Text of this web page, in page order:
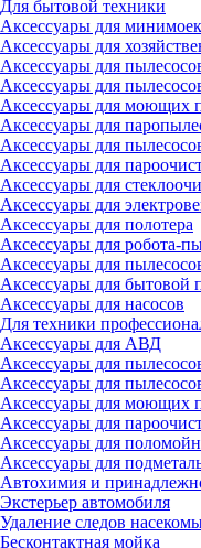
Для бытовой техники
Аксессуары для минимоек
Аксессуары для
Аксессуары для
Аксессуары для
Аксессуары для моющих
Аксессуары для
Аксессуары для
Аксессуары для
Аксессуары для
Аксессуары для
Аксессуары для полотера
Аксессуары для робота-
Аксессуары для
Аксессуары для бытовой
Аксессуары для насосов
Для техники
Аксессуары для АВД
Аксессуары для
Аксессуары для
Аксессуары для моющих
Аксессуары для
Аксессуары для
Аксессуары для
Автохимия и
Экстерьер автомобиля
Удаление следов
Бесконтактная мойка